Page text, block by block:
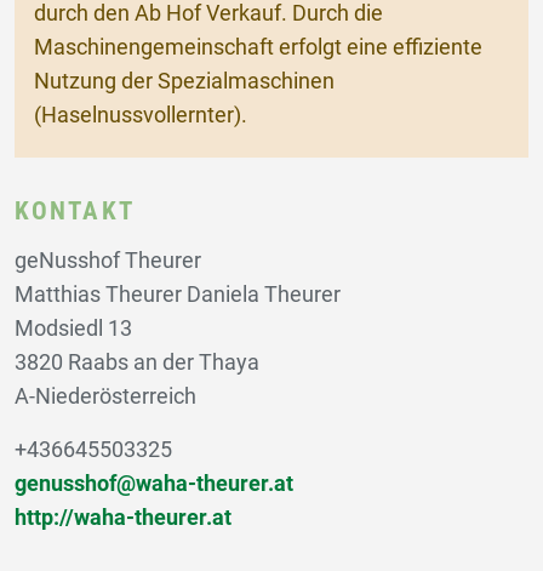
durch den Ab Hof Verkauf. Durch die
Maschinengemeinschaft erfolgt eine effiziente
Nutzung der Spezialmaschinen
(Haselnussvollernter).
KONTAKT
geNusshof Theurer
Matthias Theurer Daniela Theurer
Modsiedl 13
3820 Raabs an der Thaya
A-Niederösterreich
+436645503325
genusshof@waha-theurer.at
http://waha-theurer.at